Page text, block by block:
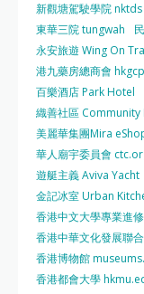
新觀塘駕駛學院 nktds
東華三院 tungwah
永安旅遊 Wing On
港九藥房總商會
百樂酒店 Park Hotel
織善社區
美麗華集團Mira
華人廟宇委員會
遊艇主義 Aviva Yacht
金記冰室 Urban
香港中文大學專業進
香港中華文化發展聯
香港博物館
香港都會大學